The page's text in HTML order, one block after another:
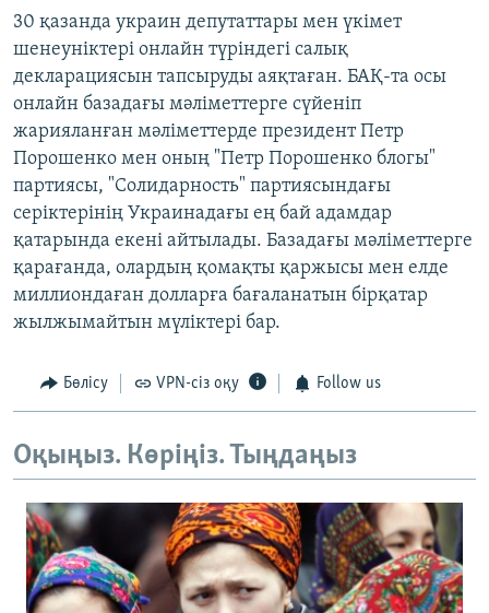
30 қазанда украин депутаттары мен үкімет
шенеуніктері онлайн түріндегі салық
декларациясын тапсыруды аяқтаған. БАҚ-та осы
онлайн базадағы мәліметтерге сүйеніп
жарияланған мәліметтерде президент Петр
Порошенко мен оның "Петр Порошенко блогы"
партиясы, "Солидарность" партиясындағы
серіктерінің Украинадағы ең бай адамдар
қатарында екені айтылады. Базадағы мәліметтерге
қарағанда, олардың қомақты қаржысы мен елде
миллиондаған долларға бағаланатын бірқатар
жылжымайтын мүліктері бар.
Бөлісу VPN-сіз оқу Follow us
Оқыңыз. Көріңіз. Тыңдаңыз